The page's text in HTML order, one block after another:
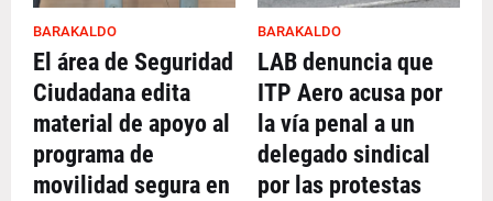
BARAKALDO
El área de Seguridad
Ciudadana edita
material de apoyo al
programa de
movilidad segura en
BARAKALDO
LAB denuncia que
ITP Aero acusa por
la vía penal a un
delegado sindical
por las protestas